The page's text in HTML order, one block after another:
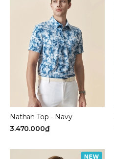
Nathan Top - Navy
3.470.000₫